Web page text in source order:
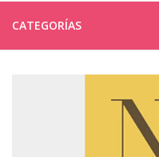
CATEGORÍAS